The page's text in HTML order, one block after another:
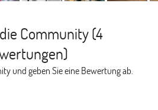
Community (4
und geben Sie eine Bewertung ab.